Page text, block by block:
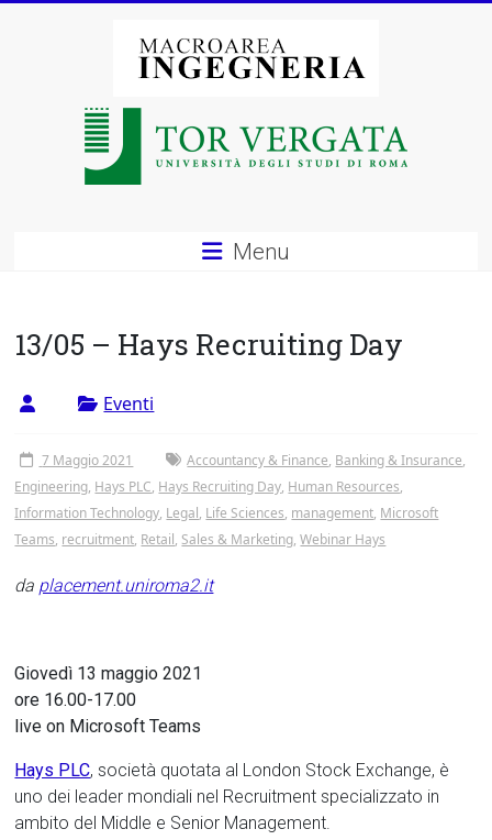
Macroarea
degli
Studi
di
Roma
Tor
Vergata
Menu
13/05 – Hays Recruiting Day
Eventi
7 Maggio 2021 Accountancy & Finance, Banking & Insurance,
Engineering, Hays PLC, Hays Recruiting Day, Human Resources,
Information Technology, Legal, Life Sciences, management, Microsoft
Teams, recruitment, Retail, Sales & Marketing,Webinar Hays
da placement.uniroma2.it
Giovedì 13 maggio 2021
ore 16.00-17.00
live on Microsoft Teams
Hays PLC, società quotata al London Stock Exchange, è
uno dei leader mondiali nel Recruitment specializzato in
ambito del Middle e Senior Management.